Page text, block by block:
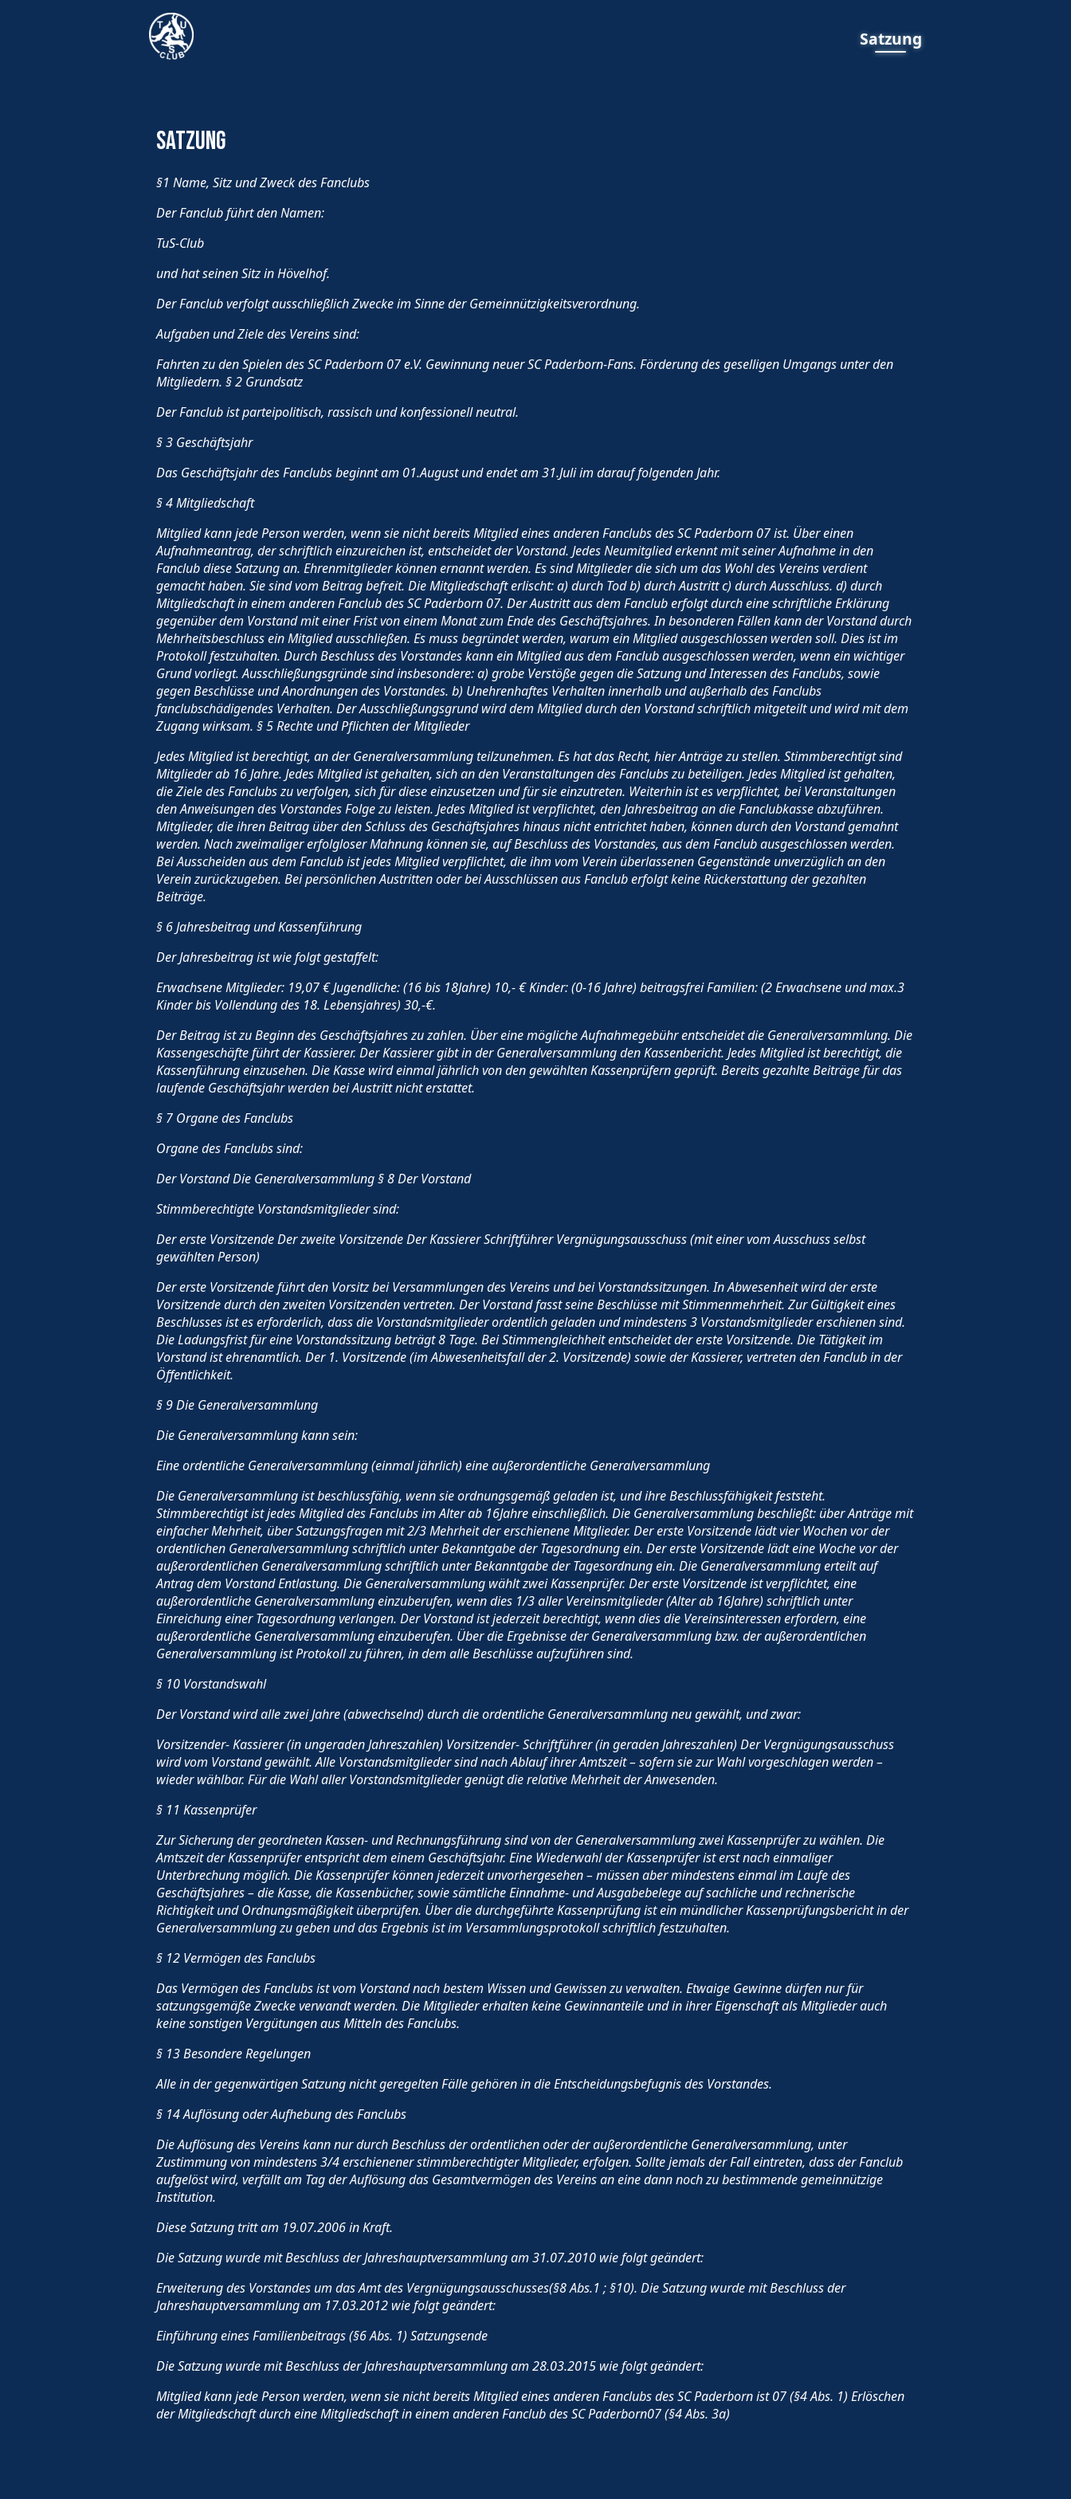
Satzung
Satzung
§1 Name, Sitz und Zweck des Fanclubs
Der Fanclub führt den Namen:
TuS-Club
und hat seinen Sitz in Hövelhof.
Der Fanclub verfolgt ausschließlich Zwecke im Sinne der Gemeinnützigkeitsverordnung.
Aufgaben und Ziele des Vereins sind:
Fahrten zu den Spielen des SC Paderborn 07 e.V. Gewinnung neuer SC Paderborn-Fans. Förderung des geselligen Umgangs unter den
Mitgliedern. § 2 Grundsatz
Der Fanclub ist parteipolitisch, rassisch und konfessionell neutral.
§ 3 Geschäftsjahr
Das Geschäftsjahr des Fanclubs beginnt am 01.August und endet am 31.Juli im darauf folgenden Jahr.
§ 4 Mitgliedschaft
Mitglied kann jede Person werden, wenn sie nicht bereits Mitglied eines anderen Fanclubs des SC Paderborn 07 ist. Über einen
Aufnahmeantrag, der schriftlich einzureichen ist, entscheidet der Vorstand. Jedes Neumitglied erkennt mit seiner Aufnahme in den
Fanclub diese Satzung an. Ehrenmitglieder können ernannt werden. Es sind Mitglieder die sich um das Wohl des Vereins verdient
gemacht haben. Sie sind vom Beitrag befreit. Die Mitgliedschaft erlischt: a) durch Tod b) durch Austritt c) durch Ausschluss. d) durch
Mitgliedschaft in einem anderen Fanclub des SC Paderborn 07. Der Austritt aus dem Fanclub erfolgt durch eine schriftliche Erklärung
gegenüber dem Vorstand mit einer Frist von einem Monat zum Ende des Geschäftsjahres. In besonderen Fällen kann der Vorstand durch
Mehrheitsbeschluss ein Mitglied ausschließen. Es muss begründet werden, warum ein Mitglied ausgeschlossen werden soll. Dies ist im
Protokoll festzuhalten. Durch Beschluss des Vorstandes kann ein Mitglied aus dem Fanclub ausgeschlossen werden, wenn ein wichtiger
Grund vorliegt. Ausschließungsgründe sind insbesondere: a) grobe Verstöße gegen die Satzung und Interessen des Fanclubs, sowie
gegen Beschlüsse und Anordnungen des Vorstandes. b) Unehrenhaftes Verhalten innerhalb und außerhalb des Fanclubs
fanclubschädigendes Verhalten. Der Ausschließungsgrund wird dem Mitglied durch den Vorstand schriftlich mitgeteilt und wird mit dem
Zugang wirksam. § 5 Rechte und Pflichten der Mitglieder
Jedes Mitglied ist berechtigt, an der Generalversammlung teilzunehmen. Es hat das Recht, hier Anträge zu stellen. Stimmberechtigt sind
Mitglieder ab 16 Jahre. Jedes Mitglied ist gehalten, sich an den Veranstaltungen des Fanclubs zu beteiligen. Jedes Mitglied ist gehalten,
die Ziele des Fanclubs zu verfolgen, sich für diese einzusetzen und für sie einzutreten. Weiterhin ist es verpflichtet, bei Veranstaltungen
den Anweisungen des Vorstandes Folge zu leisten. Jedes Mitglied ist verpflichtet, den Jahresbeitrag an die Fanclubkasse abzuführen.
Mitglieder, die ihren Beitrag über den Schluss des Geschäftsjahres hinaus nicht entrichtet haben, können durch den Vorstand gemahnt
werden. Nach zweimaliger erfolgloser Mahnung können sie, auf Beschluss des Vorstandes, aus dem Fanclub ausgeschlossen werden.
Bei Ausscheiden aus dem Fanclub ist jedes Mitglied verpflichtet, die ihm vom Verein überlassenen Gegenstände unverzüglich an den
Verein zurückzugeben. Bei persönlichen Austritten oder bei Ausschlüssen aus Fanclub erfolgt keine Rückerstattung der gezahlten
Beiträge.
§ 6 Jahresbeitrag und Kassenführung
Der Jahresbeitrag ist wie folgt gestaffelt:
Erwachsene Mitglieder: 19,07 € Jugendliche: (16 bis 18Jahre) 10,- € Kinder: (0-16 Jahre) beitragsfrei Familien: (2 Erwachsene und max.3
Kinder bis Vollendung des 18. Lebensjahres) 30,-€.
Der Beitrag ist zu Beginn des Geschäftsjahres zu zahlen. Über eine mögliche Aufnahmegebühr entscheidet die Generalversammlung. Die
Kassengeschäfte führt der Kassierer. Der Kassierer gibt in der Generalversammlung den Kassenbericht. Jedes Mitglied ist berechtigt, die
Kassenführung einzusehen. Die Kasse wird einmal jährlich von den gewählten Kassenprüfern geprüft. Bereits gezahlte Beiträge für das
laufende Geschäftsjahr werden bei Austritt nicht erstattet.
§ 7 Organe des Fanclubs
Organe des Fanclubs sind:
Der Vorstand Die Generalversammlung § 8 Der Vorstand
Stimmberechtigte Vorstandsmitglieder sind:
Der erste Vorsitzende Der zweite Vorsitzende Der Kassierer Schriftführer Vergnügungsausschuss (mit einer vom Ausschuss selbst
gewählten Person)
Der erste Vorsitzende führt den Vorsitz bei Versammlungen des Vereins und bei Vorstandssitzungen. In Abwesenheit wird der erste
Vorsitzende durch den zweiten Vorsitzenden vertreten. Der Vorstand fasst seine Beschlüsse mit Stimmenmehrheit. Zur Gültigkeit eines
Beschlusses ist es erforderlich, dass die Vorstandsmitglieder ordentlich geladen und mindestens 3 Vorstandsmitglieder erschienen sind.
Die Ladungsfrist für eine Vorstandssitzung beträgt 8 Tage. Bei Stimmengleichheit entscheidet der erste Vorsitzende. Die Tätigkeit im
Vorstand ist ehrenamtlich. Der 1. Vorsitzende (im Abwesenheitsfall der 2. Vorsitzende) sowie der Kassierer, vertreten den Fanclub in der
Öffentlichkeit.
§ 9 Die Generalversammlung
Die Generalversammlung kann sein:
Eine ordentliche Generalversammlung (einmal jährlich) eine außerordentliche Generalversammlung
Die Generalversammlung ist beschlussfähig, wenn sie ordnungsgemäß geladen ist, und ihre Beschlussfähigkeit feststeht.
Stimmberechtigt ist jedes Mitglied des Fanclubs im Alter ab 16Jahre einschließlich. Die Generalversammlung beschließt: über Anträge mit
einfacher Mehrheit, über Satzungsfragen mit 2/3 Mehrheit der erschienene Mitglieder. Der erste Vorsitzende lädt vier Wochen vor der
ordentlichen Generalversammlung schriftlich unter Bekanntgabe der Tagesordnung ein. Der erste Vorsitzende lädt eine Woche vor der
außerordentlichen Generalversammlung schriftlich unter Bekanntgabe der Tagesordnung ein. Die Generalversammlung erteilt auf
Antrag dem Vorstand Entlastung. Die Generalversammlung wählt zwei Kassenprüfer. Der erste Vorsitzende ist verpflichtet, eine
außerordentliche Generalversammlung einzuberufen, wenn dies 1/3 aller Vereinsmitglieder (Alter ab 16Jahre) schriftlich unter
Einreichung einer Tagesordnung verlangen. Der Vorstand ist jederzeit berechtigt, wenn dies die Vereinsinteressen erfordern, eine
außerordentliche Generalversammlung einzuberufen. Über die Ergebnisse der Generalversammlung bzw. der außerordentlichen
Generalversammlung ist Protokoll zu führen, in dem alle Beschlüsse aufzuführen sind.
§ 10 Vorstandswahl
Der Vorstand wird alle zwei Jahre (abwechselnd) durch die ordentliche Generalversammlung neu gewählt, und zwar:
Vorsitzender- Kassierer (in ungeraden Jahreszahlen) Vorsitzender- Schriftführer (in geraden Jahreszahlen) Der Vergnügungsausschuss
wird vom Vorstand gewählt. Alle Vorstandsmitglieder sind nach Ablauf ihrer Amtszeit – sofern sie zur Wahl vorgeschlagen werden –
wieder wählbar. Für die Wahl aller Vorstandsmitglieder genügt die relative Mehrheit der Anwesenden.
§ 11 Kassenprüfer
Zur Sicherung der geordneten Kassen- und Rechnungsführung sind von der Generalversammlung zwei Kassenprüfer zu wählen. Die
Amtszeit der Kassenprüfer entspricht dem einem Geschäftsjahr. Eine Wiederwahl der Kassenprüfer ist erst nach einmaliger
Unterbrechung möglich. Die Kassenprüfer können jederzeit unvorhergesehen – müssen aber mindestens einmal im Laufe des
Geschäftsjahres – die Kasse, die Kassenbücher, sowie sämtliche Einnahme- und Ausgabebelege auf sachliche und rechnerische
Richtigkeit und Ordnungsmäßigkeit überprüfen. Über die durchgeführte Kassenprüfung ist ein mündlicher Kassenprüfungsbericht in der
Generalversammlung zu geben und das Ergebnis ist im Versammlungsprotokoll schriftlich festzuhalten.
§ 12 Vermögen des Fanclubs
Das Vermögen des Fanclubs ist vom Vorstand nach bestem Wissen und Gewissen zu verwalten. Etwaige Gewinne dürfen nur für
satzungsgemäße Zwecke verwandt werden. Die Mitglieder erhalten keine Gewinnanteile und in ihrer Eigenschaft als Mitglieder auch
keine sonstigen Vergütungen aus Mitteln des Fanclubs.
§ 13 Besondere Regelungen
Alle in der gegenwärtigen Satzung nicht geregelten Fälle gehören in die Entscheidungsbefugnis des Vorstandes.
§ 14 Auflösung oder Aufhebung des Fanclubs
Die Auflösung des Vereins kann nur durch Beschluss der ordentlichen oder der außerordentliche Generalversammlung, unter
Zustimmung von mindestens 3/4 erschienener stimmberechtigter Mitglieder, erfolgen. Sollte jemals der Fall eintreten, dass der Fanclub
aufgelöst wird, verfällt am Tag der Auflösung das Gesamtvermögen des Vereins an eine dann noch zu bestimmende gemeinnützige
Institution.
Diese Satzung tritt am 19.07.2006 in Kraft.
Die Satzung wurde mit Beschluss der Jahreshauptversammlung am 31.07.2010 wie folgt geändert:
Erweiterung des Vorstandes um das Amt des Vergnügungsausschusses(§8 Abs.1 ; §10). Die Satzung wurde mit Beschluss der
Jahreshauptversammlung am 17.03.2012 wie folgt geändert:
Einführung eines Familienbeitrags (§6 Abs. 1) Satzungsende
Die Satzung wurde mit Beschluss der Jahreshauptversammlung am 28.03.2015 wie folgt geändert:
Mitglied kann jede Person werden, wenn sie nicht bereits Mitglied eines anderen Fanclubs des SC Paderborn ist 07 (§4 Abs. 1) Erlöschen
der Mitgliedschaft durch eine Mitgliedschaft in einem anderen Fanclub des SC Paderborn07 (§4 Abs. 3a)